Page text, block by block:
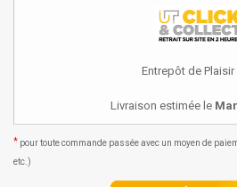
Entrepôt de Plaisir
Livraison estimée le
* pour toute commande passée avec un moyen de
etc.)